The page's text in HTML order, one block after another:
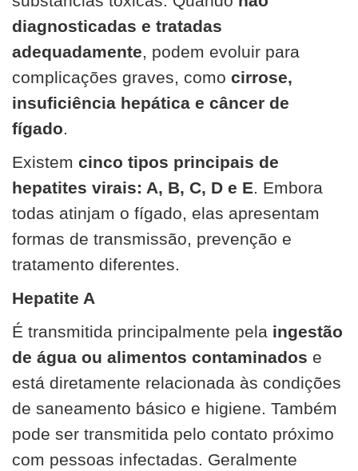
diagnosticadas e tratadas
adequadamente, podem evoluir para
complicações graves, como cirrose,
insuficiência hepática e câncer de
fígado.
Existem cinco tipos principais de
hepatites virais: A, B, C, D e E. Embora
todas atinjam o fígado, elas apresentam
formas de transmissão, prevenção e
tratamento diferentes.
Hepatite A
É transmitida principalmente pela ingestão
de água ou alimentos contaminados e
está diretamente relacionada às condições
de saneamento básico e higiene. Também
pode ser transmitida pelo contato próximo
com pessoas infectadas. Geralmente